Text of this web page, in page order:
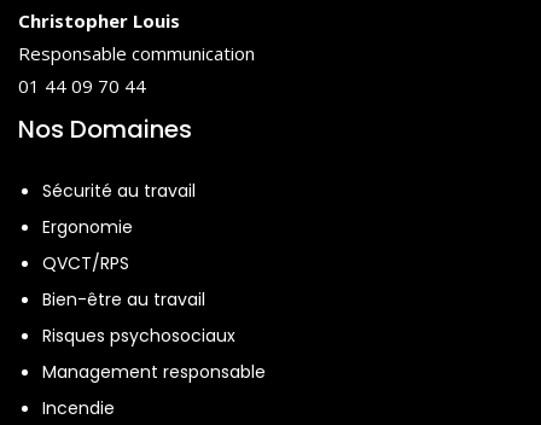
Christopher Louis
Responsable communication
01 44 09 70 44
Nos Domaines
Sécurité au travail
Ergonomie
QVCT/RPS
Bien-être au travail
Risques psychosociaux
Management responsable
Incendie